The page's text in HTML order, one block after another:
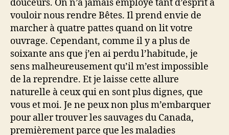
douceurs. On n’a jamais employé tant d’esprit à
vouloir nous rendre Bêtes. Il prend envie de
marcher à quatre pattes quand on lit votre
ouvrage. Cependant, comme il y a plus de
soixante ans que j’en ai perdu l’habitude, je
sens malheureusement qu’il m’est impossible
de la reprendre. Et je laisse cette allure
naturelle à ceux qui en sont plus dignes, que
vous et moi. Je ne peux non plus m’embarquer
pour aller trouver les sauvages du Canada,
premièrement parce que les maladies